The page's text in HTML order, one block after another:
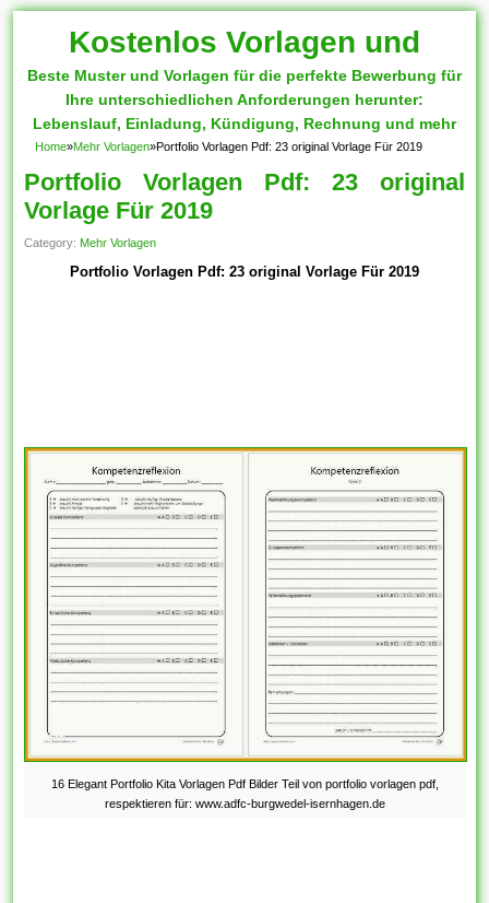
Kostenlos Vorlagen und
Muster
Beste Muster und Vorlagen für die perfekte Bewerbung für
Ihre unterschiedlichen Anforderungen herunter:
Lebenslauf, Einladung, Kündigung, Rechnung und mehr
Home»Mehr Vorlagen»Portfolio Vorlagen Pdf: 23 original Vorlage Für 2019
Portfolio Vorlagen Pdf: 23 original
Vorlage Für 2019
Category: Mehr Vorlagen
Portfolio Vorlagen Pdf: 23 original Vorlage Für 2019
16 Elegant Portfolio Kita Vorlagen Pdf Bilder Teil von portfolio vorlagen pdf,
respektieren für: www.adfc-burgwedel-isernhagen.de